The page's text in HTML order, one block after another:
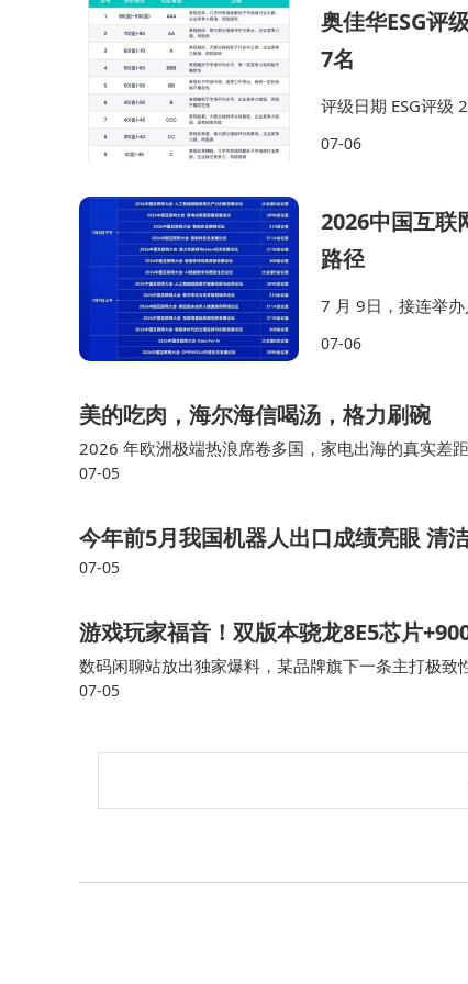
奥佳华ESG评
7名
评级日期 ESG评
12/31 BBB 同行业
07-06
2026中国互联
路径
7 月 9日，接连举
网基础资源创新发
07-06
美的吃肉，海尔海信喝汤，格力刷碗
2026 年欧洲极端热浪席卷多国，家电出海的真实
笼罩。欧洲家庭空调平均普及率仅 20%，英国约 5%
07-05
今年前5月我国机器人出口成绩亮眼 清
07-05
游戏玩家福音！双版本骁龙8E5芯片
数码闲聊站放出独家爆料，某品牌旗下一条主打极
户，芯片分为两个版本，分别是满血骁龙8E5
07-05